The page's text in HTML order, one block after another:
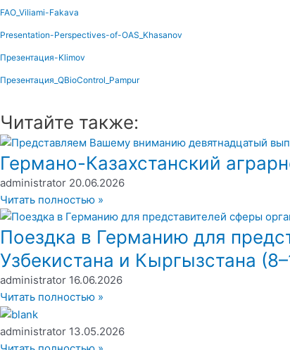
FAO_Viliami-Fakava
Presentation-Perspectives-of-OAS_Khasanov
Презентация-Klimov
Презентация_QBioControl_Pampur
Читайте также:
Германо-Казахстанский
administrator 20.06.2026
Читать полностью »
Поездка в Германию для
Узбекистана и Кыргызстана
administrator 16.06.2026
Читать полностью »
administrator 13.05.2026